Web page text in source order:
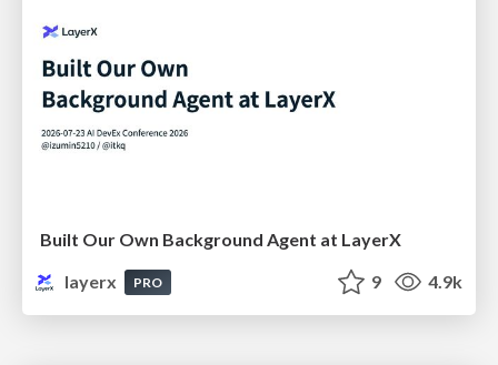
Built Our Own Background Agent at LayerX
layerx
PRO 9 4.9k